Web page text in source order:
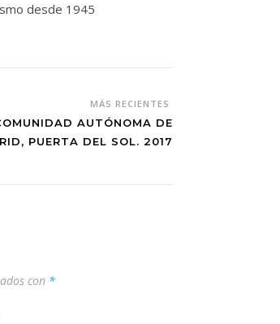
desde 1945
MÁS RECIENTES
AUTÓNOMA DE
PUERTA DEL SOL. 2017
con *